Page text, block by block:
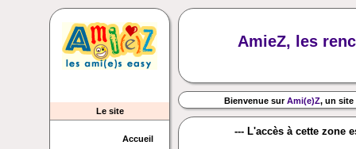
Le site
Accueil
AmieZ, les
Bienvenue surAmi(e)Z, un site
--- L'accès à cette zone